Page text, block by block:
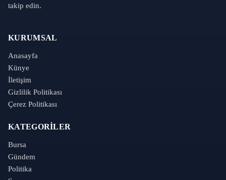
takip edin.
KURUMSAL
Anasayfa
Künye
İletişim
Gizlilik Politikası
Çerez Politikası
KATEGORILER
Bursa
Gündem
Politika